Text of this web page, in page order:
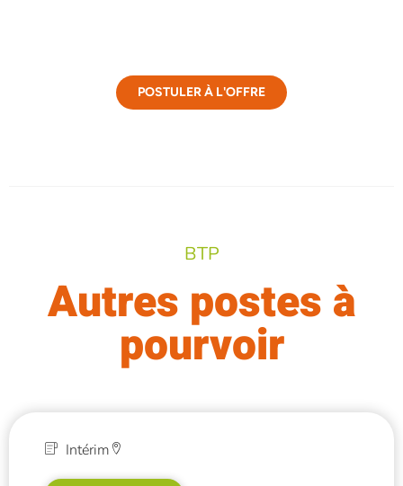
POSTULER À L'OFFRE
BTP
Autres postes à
pourvoir
Intérim